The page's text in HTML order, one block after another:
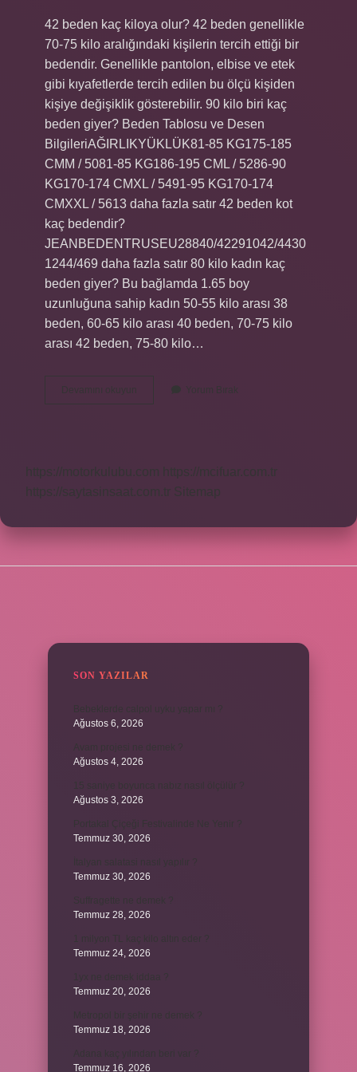
42 beden kaç kiloya olur? 42 beden genellikle
70-75 kilo aralığındaki kişilerin tercih ettiği bir
bedendir. Genellikle pantolon, elbise ve etek
gibi kıyafetlerde tercih edilen bu ölçü kişiden
kişiye değişiklik gösterebilir. 90 kilo biri kaç
beden giyer? Beden Tablosu ve Desen
BilgileriAĞIRLIKYÜKLÜK81-85 KG175-185
CMM / 5081-85 KG186-195 CML / 5286-90
KG170-174 CMXL / 5491-95 KG170-174
CMXXL / 5613 daha fazla satır 42 beden kot
kaç bedendir?
JEANBEDENTRUSEU28840/42291042/4430
1244/469 daha fazla satır 80 kilo kadın kaç
beden giyer? Bu bağlamda 1.65 boy
uzunluğuna sahip kadın 50-55 kilo arası 38
beden, 60-65 kilo arası 40 beden, 70-75 kilo
arası 42 beden, 75-80 kilo…
Devamını okuyun
Beden
Yorum Bırak
https://motorkulubu.com
https://mcifuar.com.tr
https://saytasinsaat.com.tr Sitemap
SON YAZILAR
Ağustos 6, 2026
Ağustos 4, 2026
Ağustos 3, 2026
Temmuz 30, 2026
Temmuz 30, 2026
Temmuz 28, 2026
Temmuz 24, 2026
Temmuz 20, 2026
Temmuz 18, 2026
Temmuz 16, 2026